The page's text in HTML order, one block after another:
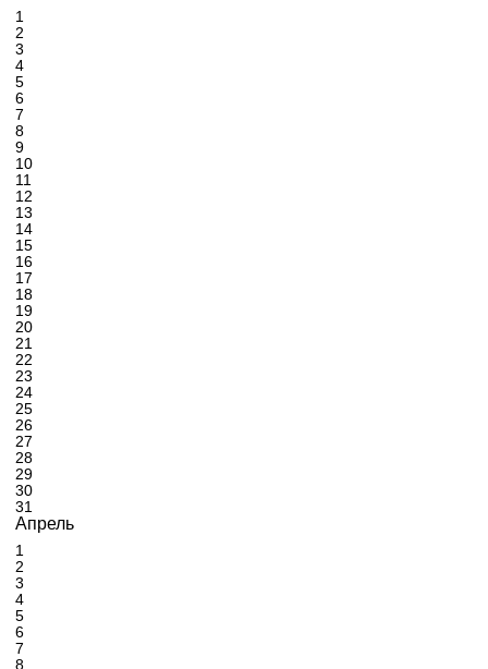
1
2
3
4
5
6
7
8
9
10
11
12
13
14
15
16
17
18
19
20
21
22
23
24
25
26
27
28
29
30
31
Апрель
1
2
3
4
5
6
7
8